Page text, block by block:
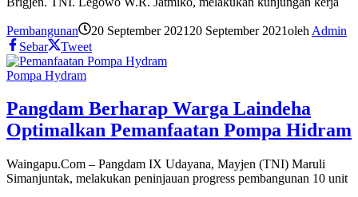
Pembangunan 20 September 2021 20 September 2021oleh Admin
Sebar
Tweet
Pompa Hydram
Pangdam Berharap Warga Laindeha
Optimalkan Pemanfaatan Pompa Hidram
Waingapu.Com – Pangdam IX Udayana, Mayjen (TNI) Maruli
Simanjuntak, melakukan peninjauan progress pembangunan 10 unit